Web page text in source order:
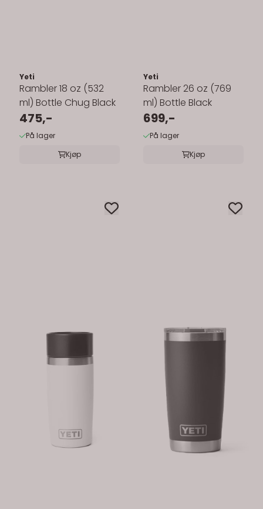
Yeti
Rambler 18 oz (532
ml) Bottle Chug Black
475,-
På lager
Kjøp
Yeti
Rambler 26 oz (769
ml) Bottle Black
699,-
På lager
Kjøp